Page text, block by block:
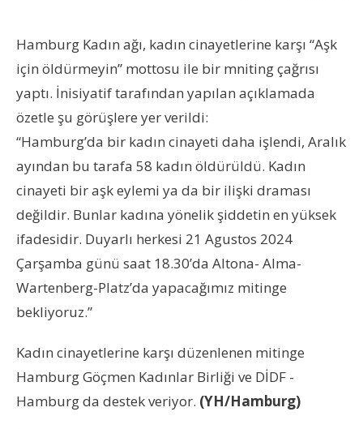
Hamburg Kadın ağı, kadın cinayetlerine karşı “Aşk
için öldürmeyin” mottosu ile bir mniting çağrısı
yaptı. İnisiyatif tarafından yapılan açıklamada
özetle şu görüşlere yer verildi:
“Hamburg’da bir kadın cinayeti daha işlendi, Aralık
ayından bu tarafa 58 kadın öldürüldü. Kadın
cinayeti bir aşk eylemi ya da bir ilişki draması
değildir. Bunlar kadına yönelik şiddetin en yüksek
ifadesidir. Duyarlı herkesi 21 Agustos 2024
Çarşamba günü saat 18.30’da Altona- Alma-
Wartenberg-Platz’da yapacağımız mitinge
bekliyoruz.”
Kadın cinayetlerine karşı düzenlenen mitinge
Hamburg Göçmen Kadınlar Birliği ve DİDF -
Hamburg da destek veriyor. (YH/Hamburg)